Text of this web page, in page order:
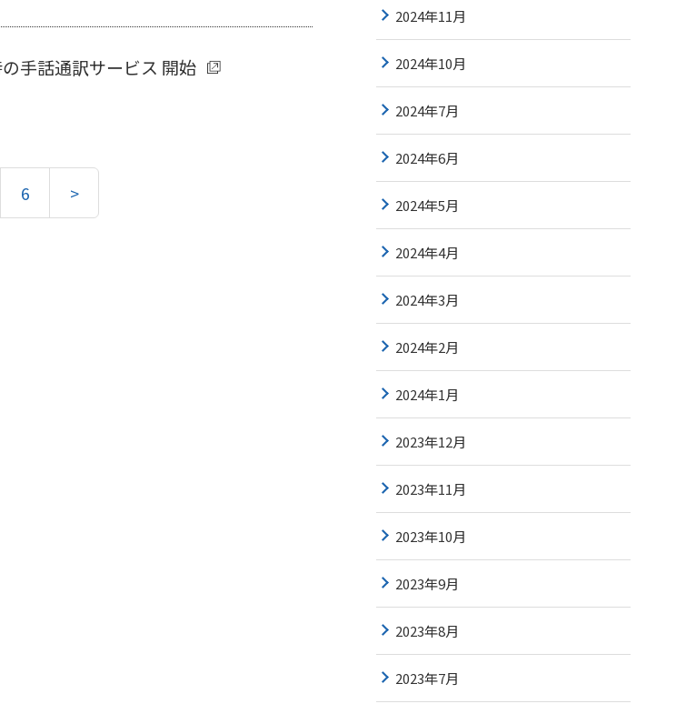
手話通訳サービス 開始
6 >
2024年11月
2024年10月
2024年7月
2024年6月
2024年5月
2024年4月
2024年3月
2024年2月
2024年1月
2023年12月
2023年11月
2023年10月
2023年9月
2023年8月
2023年7月